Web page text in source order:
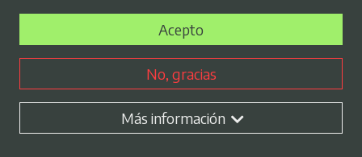
Bolsa de empleo
Perfil contratante
Acepto
No, gracias
Más información